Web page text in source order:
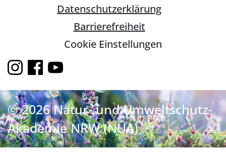
Datenschutzerklärung
Barrierefreiheit
Cookie Einstellungen
© 2026 Natur- und Umweltschutz-
Akademie NRW (NUA)